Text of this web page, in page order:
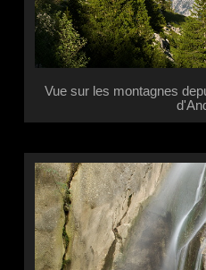
Vue sur les montagnes